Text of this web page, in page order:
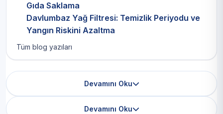
Gıda Saklama
Davlumbaz Yağ Filtresi: Temizlik Periyodu ve
Yangın Riskini Azaltma
Tüm blog yazıları
Devamını Oku
Devamını Oku